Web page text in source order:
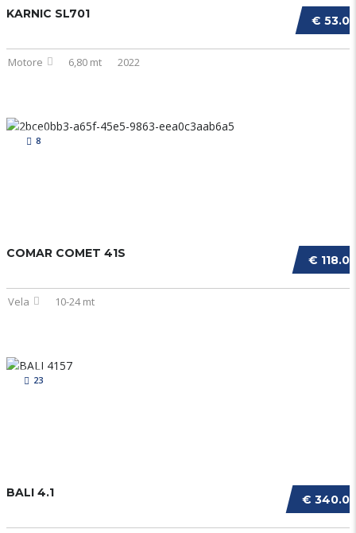
€
KARNIC SL701
Motore 6,80 mt 2022
8
€
COMAR COMET 41S
Vela 10-24 mt
23
€
BALI 4.1